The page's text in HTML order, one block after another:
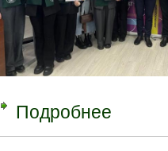
Подробнее